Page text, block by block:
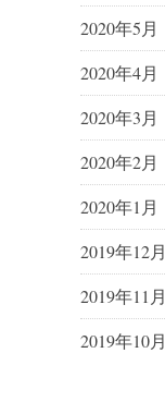
2020年5月
2020年4月
2020年3月
2020年2月
2020年1月
2019年12月
2019年11月
2019年10月